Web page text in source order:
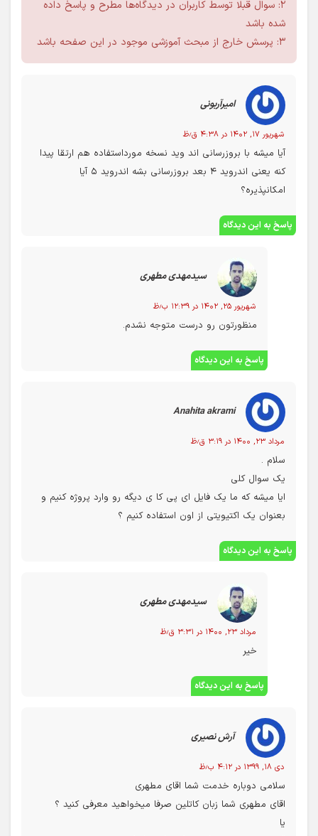
رایجو بروزرسانی‌های محتوای آموزشی باشد
۲: سوال قبلا توسط کاربران در دیدگاه‌ها مطرح و پاسخ داده
شده باشد
۳: پرسش خارج از مبحث آموزشی موجود در این صفحه باشد
امیرآربونی
شهریور ۱۷, ۱۴۰۲ در ۴:۳۸ ق٫ظ
آیا میشه با بروزرسانی اند وید نسخه مورداستفاده هم ارتقا پیدا
امکانپذیره؟
سیدمهدی مطهری
شهریور ۲۵, ۱۴۰۲ در ۱۲:۳۹ ب٫ظ
منظورتون رو درست متوجه نشدم.
Anahita akrami
مرداد ۲۳, ۱۴۰۰ در ۳:۱۹ ق٫ظ
سلام .
یک سوال کلی
ایا میشه که ما یک فایل ای پی کا ی دیگه رو وارد پروژه کنیم و
بعنوان یک اکتیویتی از اون استفاده کنیم ؟
سیدمهدی مطهری
مرداد ۲۳, ۱۴۰۰ در ۳:۳۱ ق٫ظ
خیر
آرش نصیری
دی ۱۸, ۱۳۹۹ در ۴:۱۲ ب٫ظ
سلامی دوباره خدمت شما اقای مطهری
اقای مطهری شما زبان کاتلین صرفا میخواهید معرفی کنید ؟